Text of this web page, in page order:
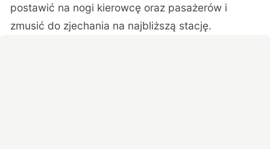
postawić na nogi kierowcę oraz pasażerów i
zmusić do zjechania na najbliższą stację.